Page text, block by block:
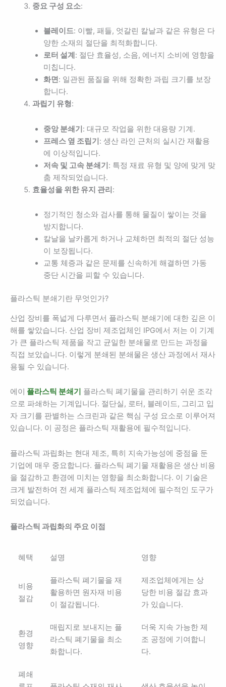
중요 구성 요소:
블레이드: 이빨, 패들, 엇갈린 칼날과 같은 유형은 다
양한 소재의 절단을 최적화합니다.
로터 설계 : 절단 효율성, 소음, 에너지 소비에 영향을
미칩니다.
화면: 일관된 품질을 위해 정확한 과립 크기를 보장
합니다.
과립기 유형:
중앙 분쇄기 : 대규모 작업을 위한 대용량 기계.
프레스 옆 조립기 : 생산 라인 근처의 실시간 재활용
에 이상적입니다.
저속 및 고속 분쇄기 : 특정 재료 유형 및 양에 맞게 맞
춤 제작되었습니다.
효율성을 위한 유지 관리 :
정기적인 청소와 검사를 통해 물질이 쌓이는 것을
방지합니다.
칼날을 날카롭게 하거나 교체하면 최적의 절단 성능
이 보장됩니다.
교통 체증과 같은 문제를 신속하게 해결하면 가동
중단 시간을 피할 수 있습니다.
플라스틱 분쇄기란 무엇인가?
산업 장비를 폭넓게 다루면서 플라스틱 분쇄기에 대한 깊은 이
해를 쌓았습니다. 산업 장비 제조업체인 IPG에서 저는 이 기계
가 큰 플라스틱 제품을 작고 균일한 분쇄물로 만드는 과정을
직접 보았습니다. 이렇게 분쇄된 분쇄물은 생산 과정에서 재사
용될 수 있습니다.
에이 플라스틱 분쇄기 플라스틱 폐기물을 관리하기 쉬운 조각
으로 파쇄하는 기계입니다. 절단실, 로터, 블레이드, 그리고 입
자 크기를 판별하는 스크린과 같은 핵심 구성 요소로 이루어져
있습니다. 이 공정은 플라스틱 재활용에 필수적입니다.
플라스틱 과립화는 현대 제조, 특히 지속가능성에 중점을 둔
기업에 매우 중요합니다. 플라스틱 폐기물 재활용은 생산 비용
을 절감하고 환경에 미치는 영향을 최소화합니다. 이 기술은
크게 발전하여 전 세계 플라스틱 제조업체에 필수적인 도구가
되었습니다.
플라스틱 과립화의 주요 이점
혜택 설명 영향
비용
절감
플라스틱 폐기물을 재
활용하면 원자재 비용
이 절감됩니다.
제조업체에게는 상
당한 비용 절감 효과
가 있습니다.
환경
영향
매립지로 보내지는 플
라스틱 폐기물을 최소
화합니다.
더욱 지속 가능한 제
조 공정에 기여합니
다.
폐쇄